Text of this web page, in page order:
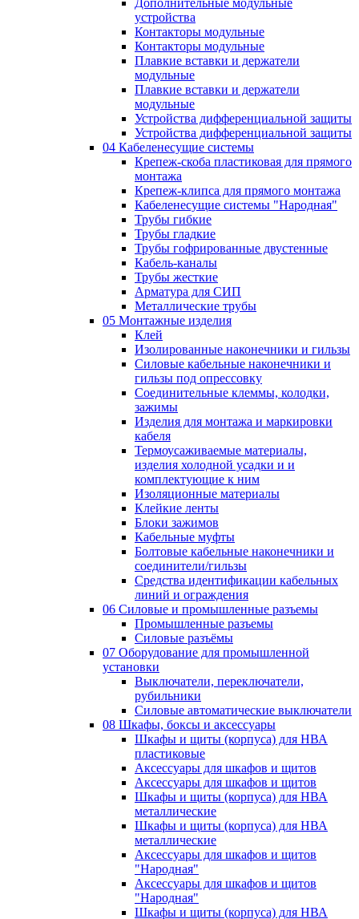
устройства
Контакторы модульные
Контакторы модульные
Плавкие вставки и держатели
модульные
Плавкие вставки и держатели
модульные
Устройства дифференциальной защиты
Устройства дифференциальной защиты
04 Кабеленесущие системы
Крепеж-скоба пластиковая для прямого
монтажа
Крепеж-клипса для прямого монтажа
Кабеленесущие системы "Народная"
Трубы гибкие
Трубы гладкие
Трубы гофрированные двустенные
Кабель-каналы
Трубы жесткие
Арматура для СИП
Металлические трубы
05 Монтажные изделия
Клей
Изолированные наконечники и гильзы
Силовые кабельные наконечники и
гильзы под опрессовку
Соединительные клеммы, колодки,
зажимы
Изделия для монтажа и маркировки
кабеля
Термоусаживаемые материалы,
изделия холодной усадки и и
комплектующие к ним
Изоляционные материалы
Клейкие ленты
Блоки зажимов
Кабельные муфты
Болтовые кабельные наконечники и
соединители/гильзы
Средства идентификации кабельных
линий и ограждения
06 Силовые и промышленные разъемы
Промышленные разъемы
Силовые разъёмы
07 Оборудование для промышленной
установки
Выключатели, переключатели,
рубильники
Силовые автоматические выключатели
08 Шкафы, боксы и аксессуары
Шкафы и щиты (корпуса) для НВА
пластиковые
Аксессуары для шкафов и щитов
Аксессуары для шкафов и щитов
Шкафы и щиты (корпуса) для НВА
металлические
Шкафы и щиты (корпуса) для НВА
металлические
Аксессуары для шкафов и щитов
"Народная"
Аксессуары для шкафов и щитов
"Народная"
Шкафы и щиты (корпуса) для НВА